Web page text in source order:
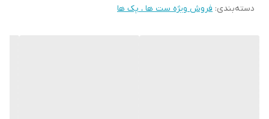
دسته‌بندی: فروش ویژه ست ها ، پک ها